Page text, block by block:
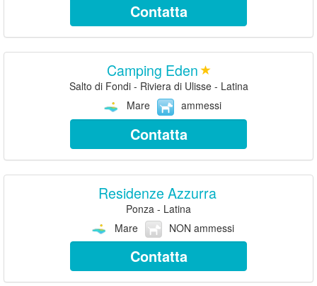
Contatta
Camping Eden
Salto di Fondi - Riviera di Ulisse - Latina
Mare
ammessi
Contatta
Residenze Azzurra
Ponza - Latina
Mare
NON ammessi
Contatta